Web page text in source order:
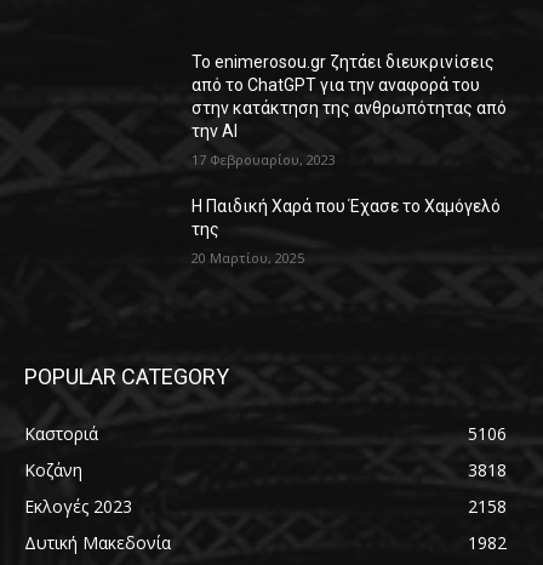
Το enimerosou.gr ζητάει διευκρινίσεις
από το ChatGPT για την αναφορά του
στην κατάκτηση της ανθρωπότητας από
την AI
17 Φεβρουαρίου, 2023
Η Παιδική Χαρά που Έχασε το Χαμόγελό
της
20 Μαρτίου, 2025
POPULAR CATEGORY
Καστοριά
5106
Κοζάνη
3818
Εκλογές 2023
2158
Δυτική Μακεδονία
1982